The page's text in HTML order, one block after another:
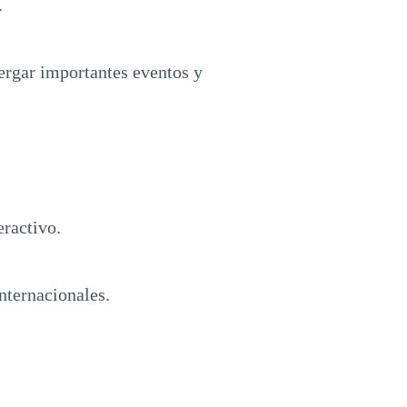
importantes eventos y